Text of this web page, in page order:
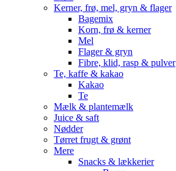
Kerner, frø, mel, gryn & flager
Bagemix
Korn, frø & kerner
Mel
Flager & gryn
Fibre, klid, rasp & pulver
Te, kaffe & kakao
Kakao
Te
Mælk & plantemælk
Juice & saft
Nødder
Tørret frugt & grønt
Mere
Snacks & lækkerier